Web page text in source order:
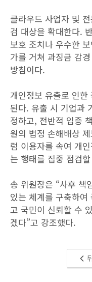
클라우드 사업자 및
검 대상을 확대한다.
보호 조치나 우수한
가를 거쳐 과징금 감
방침이다.
개인정보 유출로 인
된다. 유출 시 기업과
정하고, 전반적 입증
원의 법정 손해배상
럼 이용자를 속여 개
는 행태를 집중 점검
송 위원장은 “사후 책
있는 체계를 구축하
고 국민이 신뢰할 수
겠다”고 강조했다.